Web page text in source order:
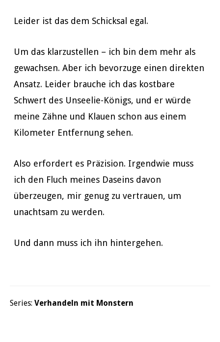
Leider ist das dem Schicksal egal.
Um das klarzustellen – ich bin dem mehr als
gewachsen. Aber ich bevorzuge einen direkten
Ansatz. Leider brauche ich das kostbare
Schwert des Unseelie-Königs, und er würde
meine Zähne und Klauen schon aus einem
Kilometer Entfernung sehen.
Also erfordert es Präzision. Irgendwie muss
ich den Fluch meines Daseins davon
überzeugen, mir genug zu vertrauen, um
unachtsam zu werden.
Und dann muss ich ihn hintergehen.
Series: Verhandeln mit Monstern